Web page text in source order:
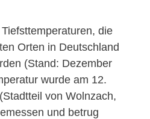
die
Orten in Deutschland
(Stand: Dezember
wurde am 12.
von Wolnzach,
und betrug